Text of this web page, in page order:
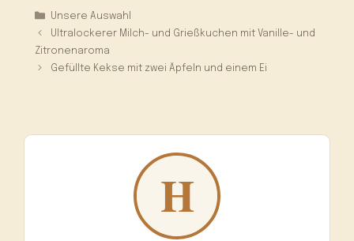
Kategorien
Unsere Auswahl
Ultralockerer Milch- und Grießkuchen mit Vanille- und
Zitronenaroma
Gefüllte Kekse mit zwei Äpfeln und einem Ei